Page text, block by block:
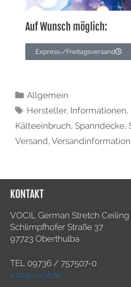
Auf Wunsch möglich:
Express-/Freitagsversand
Allgemein
Hersteller, Informationen,
Kälteeinbruch, Spanndecke,
Versand,
KONTAKT
VOCIL German Stretch Ceiling
Schlimpfhofer Straße 37
97723 Oberthulba
TEL 09736 / 757507-0
info@vocil.de